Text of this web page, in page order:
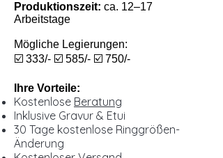
Produktionszeit: ca. 12–17
Arbeitstage
Mögliche Legierungen:
☑️ 333/- ☑️ 585/- ☑️ 750/-
Ihre Vorteile:
Kostenlose Beratung
Inklusive Gravur & Etui
30 Tage kostenlose Ringgrößen-
Änderung